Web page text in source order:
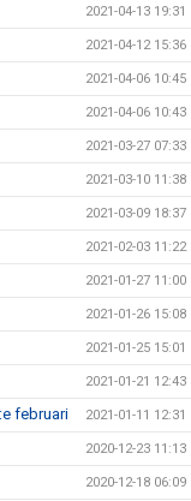
2021-04-13 19:31
2021-04-12 15:36
2021-04-06 10:45
2021-04-06 10:43
2021-03-27 07:33
2021-03-10 11:38
2021-03-09 18:37
2021-02-03 11:22
2021-01-27 11:00
2021-01-26 15:08
2021-01-25 15:01
2021-01-21 12:43
februari 2021-01-11 12:31
2020-12-23 11:13
2020-12-18 06:09